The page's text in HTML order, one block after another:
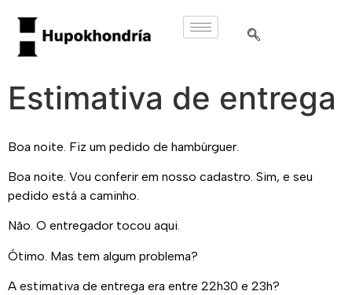
Estimativa de entrega
Boa noite. Fiz um pedido de hambúrguer.
Boa noite. Vou conferir em nosso cadastro. Sim, e seu
pedido está a caminho.
Não. O entregador tocou aqui.
Ótimo. Mas tem algum problema?
A estimativa de entrega era entre 22h30 e 23h?